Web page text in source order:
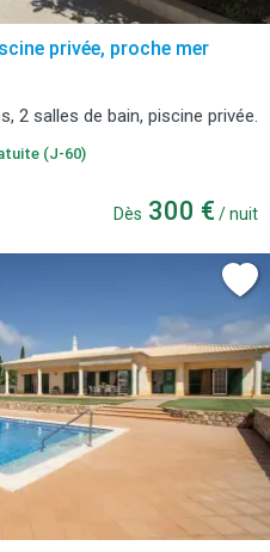
privée, proche mer
2 salles de bain, piscine privée.
(J-60)
Dès 300 € / nuit